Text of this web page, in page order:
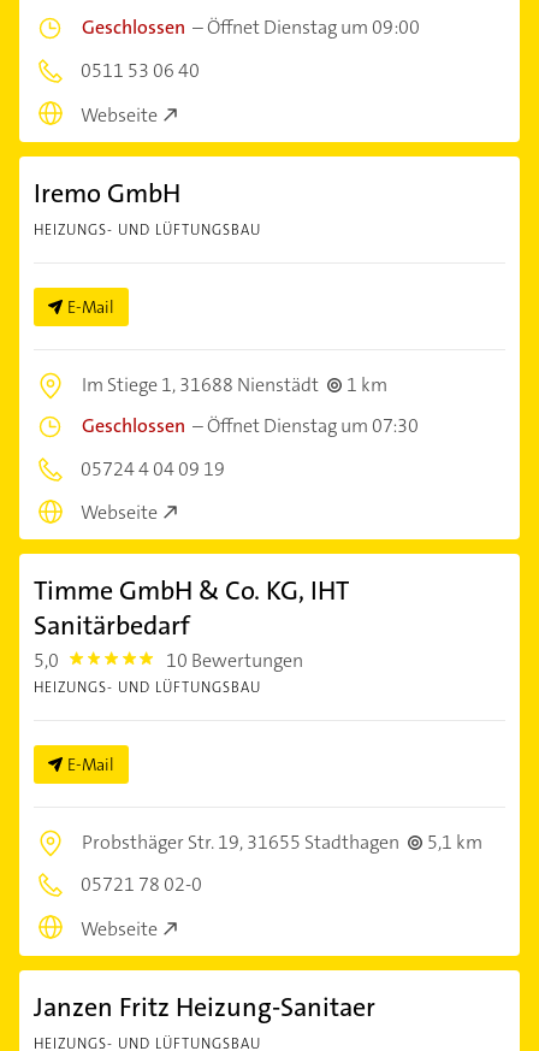
Geschlossen –Öffnet Dienstag um 09:00
0511 53 06 40
Webseite
Iremo GmbH
HEIZUNGS- UND LÜFTUNGSBAU
E-Mail
Im Stiege 1,31688 Nienstädt
1 km
Geschlossen –Öffnet Dienstag um 07:30
05724 4 04 09 19
Webseite
Timme GmbH & Co. KG, IHT
Sanitärbedarf
5,0 5.0 10 Bewertungen
HEIZUNGS- UND LÜFTUNGSBAU
E-Mail
Probsthäger Str. 19,31655 Stadthagen
5,1 km
05721 78 02-0
Webseite
Janzen Fritz Heizung-Sanitaer
HEIZUNGS- UND LÜFTUNGSBAU